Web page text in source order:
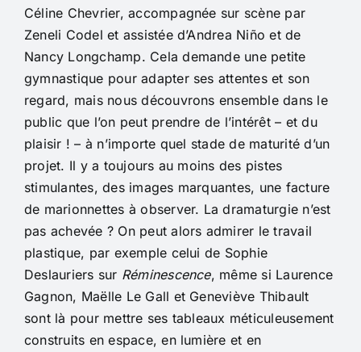
Céline Chevrier, accompagnée sur scène par
Zeneli Codel et assistée d’Andrea Niño et de
Nancy Longchamp. Cela demande une petite
gymnastique pour adapter ses attentes et son
regard, mais nous découvrons ensemble dans le
public que l’on peut prendre de l’intérêt – et du
plaisir ! – à n’importe quel stade de maturité d’un
projet. Il y a toujours au moins des pistes
stimulantes, des images marquantes, une facture
de marionnettes à observer. La dramaturgie n’est
pas achevée ? On peut alors admirer le travail
plastique, par exemple celui de Sophie
Deslauriers sur Réminescence, même si Laurence
Gagnon, Maëlle Le Gall et Geneviève Thibault
sont là pour mettre ses tableaux méticuleusement
construits en espace, en lumière et en